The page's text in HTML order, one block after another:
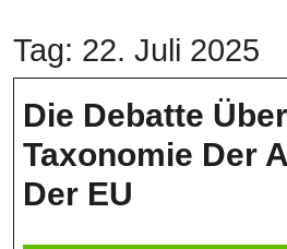
Tag: 22. Juli 2025
Die Debatte
Taxonomie Der
Der EU